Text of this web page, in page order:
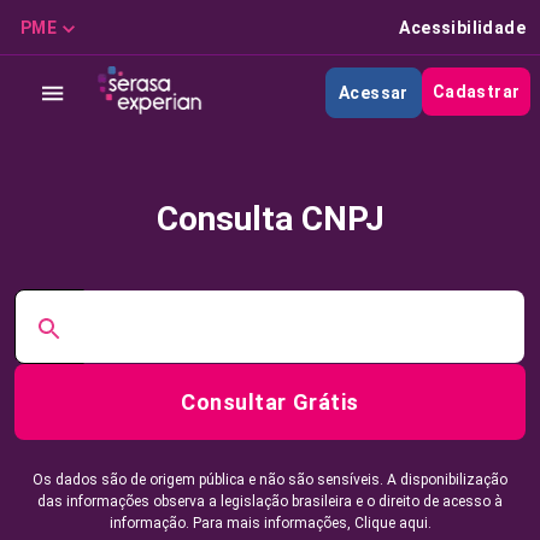
PME Acessibilidade
Acessar Cadastrar
Consulta CNPJ
Consultar Grátis
Os dados são de origem pública e não são sensíveis. A disponibilização
das informações observa a legislação brasileira e o direito de acesso à
informação. Para mais informações, Clique aqui.